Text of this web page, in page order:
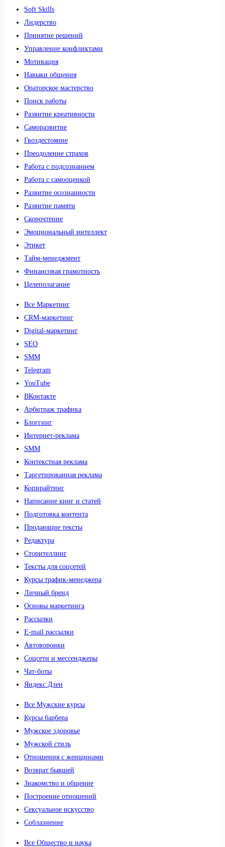
Soft Skills
Лидерство
Принятие решений
Управление конфликтами
Мотивация
Навыки общения
Ораторское мастерство
Поиск работы
Развитие креативности
Саморазвитие
Гвоздестояние
Преодоление страхов
Работа с подсознанием
Работа с самооценкой
Развитие осознанности
Развитие памяти
Скорочтение
Эмоциональный интеллект
Этикет
Тайм-менеджмент
Финансовая грамотность
Целеполагание
Все Маркетинг
CRM-маркетинг
Digital-маркетинг
SEO
SMM
Telegram
YouTube
ВКонтакте
Арбитраж трафика
Блоггинг
Интернет-реклама
SMM
Контекстная реклама
Таргетированная реклама
Копирайтинг
Написание книг и статей
Подготовка контента
Продающие тексты
Редактура
Сторителлинг
Тексты для соцсетей
Курсы трафик-менеджера
Личный бренд
Основы маркетинга
Рассылки
E-mail рассылки
Автоворонки
Соцсети и мессенджеры
Чат-боты
Яндекс.Дзен
Все Мужские курсы
Курсы барбера
Мужское здоровье
Мужской стиль
Отношения с женщинами
Возврат бывшей
Знакомство и общение
Построение отношений
Сексуальное искусство
Соблазнение
Все Общество и наука